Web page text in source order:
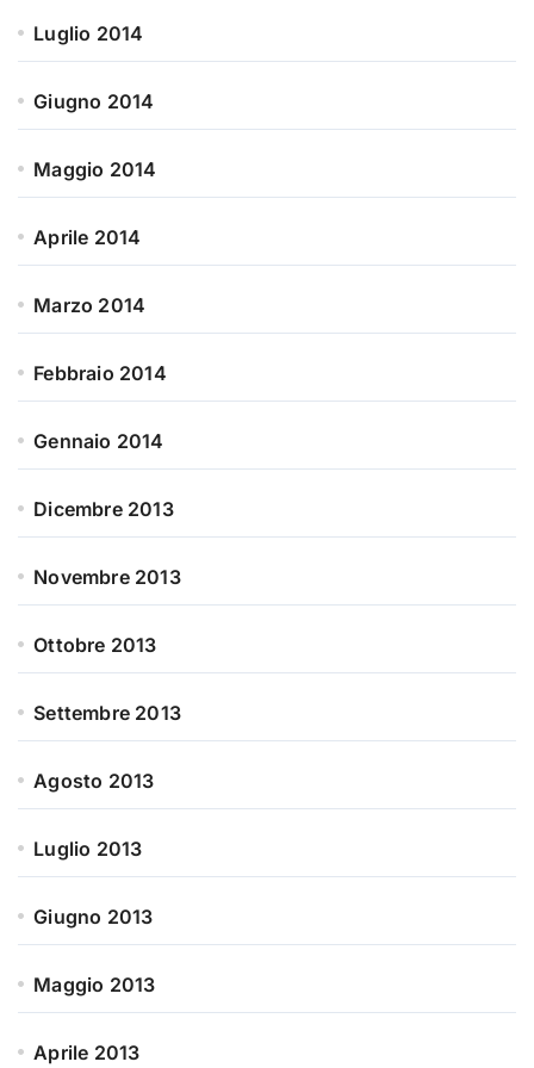
Luglio 2014
Giugno 2014
Maggio 2014
Aprile 2014
Marzo 2014
Febbraio 2014
Gennaio 2014
Dicembre 2013
Novembre 2013
Ottobre 2013
Settembre 2013
Agosto 2013
Luglio 2013
Giugno 2013
Maggio 2013
Aprile 2013